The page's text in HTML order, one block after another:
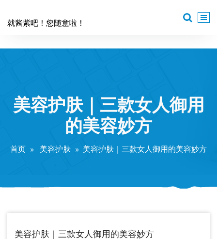
就酱紫吧！您随意啦！
美容护肤｜三款女人御用
的美容妙方
首页 美容护肤 美容护肤｜三款女人御用的美容妙方
美容护肤｜三款女人御用的美容妙方